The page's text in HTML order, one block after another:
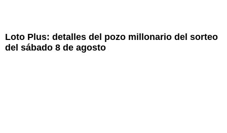
Loto Plus: detalles del pozo millonario del sorteo
del sábado 8 de agosto